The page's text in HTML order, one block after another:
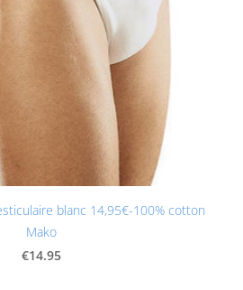
blanc 14,95€-100% cotton
Mako
€14.95